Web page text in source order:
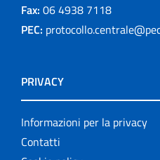
Fax: 06 4938 7118
PEC:
PRIVACY
Informazioni per la privacy
Contatti